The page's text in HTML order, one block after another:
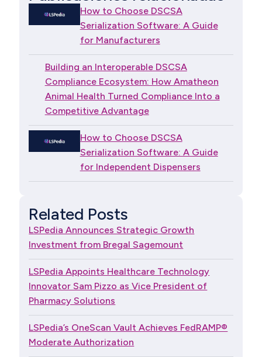
How to Choose DSCSA
Serialization Software: A Guide
for Manufacturers
Building an Interoperable DSCSA
Compliance Ecosystem: How Amatheon
Animal Health Turned Compliance Into a
Competitive Advantage
How to Choose DSCSA
Serialization Software: A Guide
for Independent Dispensers
Related Posts
LSPedia Announces Strategic Growth
Investment from Bregal Sagemount
LSPedia Appoints Healthcare Technology
Innovator Sam Pizzo as Vice President of
Pharmacy Solutions
LSPedia’s OneScan Vault Achieves FedRAMP®
Moderate Authorization